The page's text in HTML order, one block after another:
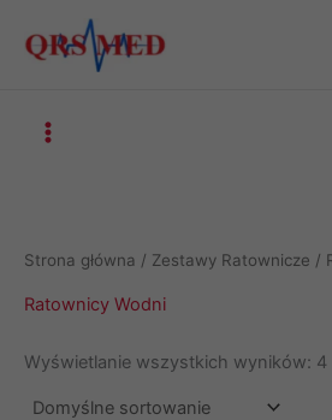
Strona główna / Zestawy Ratownicze /
Ratownicy Wodni
Wyświetlanie wszystkich wyników: 4